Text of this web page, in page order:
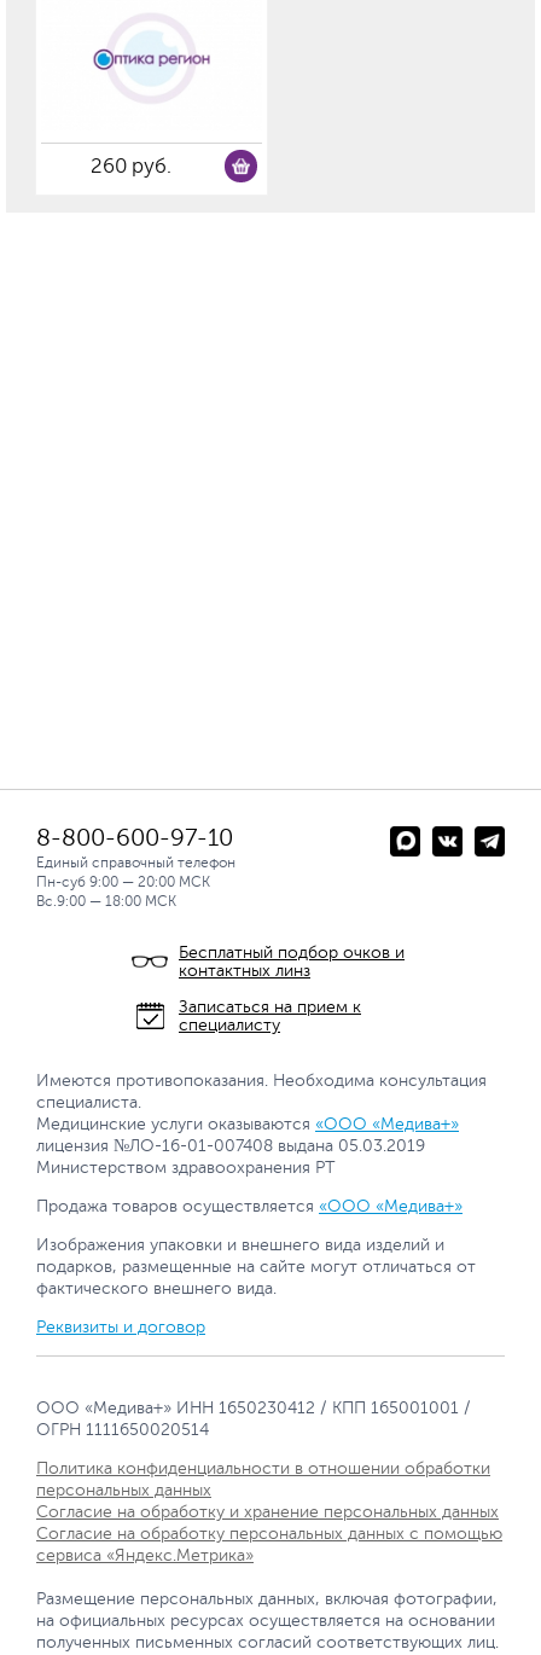
260 руб.
8-800-600-97-10
Единый справочный телефон
Пн-суб 9:00 — 20:00 МСК
Вс.9:00 — 18:00 МСК
Бесплатный подбор очков и
контактных линз
Записаться на прием к
специалисту
Имеются противопоказания. Необходима консультация
специалиста.
Медицинские услуги оказываются «ООО «Медива+»
лицензия №ЛО-16-01-007408 выдана 05.03.2019
Министерством здравоохранения РТ
Продажа товаров осуществляется «ООО «Медива+»
Изображения упаковки и внешнего вида изделий и
подарков, размещенные на сайте могут отличаться от
фактического внешнего вида.
Реквизиты и договор
ООО «Медива+» ИНН 1650230412 / КПП 165001001 /
ОГРН 1111650020514
Политика конфиденциальности в отношении обработки
персональных данных
Согласие на обработку и хранение персональных данных
Согласие на обработку персональных данных с помощью
сервиса «Яндекс.Метрика»
Размещение персональных данных, включая фотографии,
на официальных ресурсах осуществляется на основании
полученных письменных согласий соответствующих лиц.